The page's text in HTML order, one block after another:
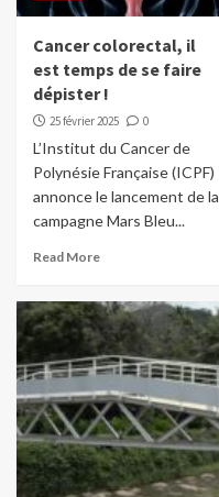
Cancer colorectal, il
est temps de se faire
dépister !
25 février 2025 0
L’Institut du Cancer de
Polynésie Française (ICPF)
annonce le lancement de la
campagne Mars Bleu...
Read More